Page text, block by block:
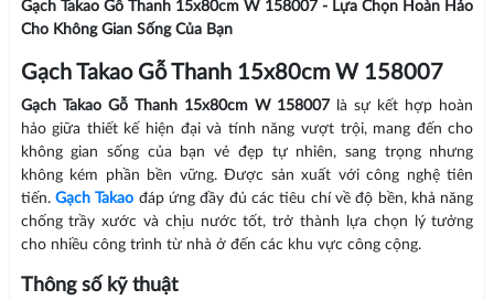
Gạch Takao Gỗ Thanh 15x80cm W 158007 - Lựa Chọn Hoàn Hảo
Cho Không Gian Sống Của Bạn
Gạch Takao Gỗ Thanh 15x80cm W 158007
Gạch Takao Gỗ Thanh 15x80cm W 158007
là sự kết hợp hoàn
hảo giữa thiết kế hiện đại và tính năng vượt trội, mang đến cho
không gian sống của bạn vẻ đẹp tự nhiên, sang trọng nhưng
không kém phần bền vững. Được sản xuất với công nghệ tiên
tiến. Gạch Takao đáp ứng đầy đủ các tiêu chí về độ bền, khả năng
chống trầy xước và chịu nước tốt, trở thành lựa chọn lý tưởng
cho nhiều công trình từ nhà ở đến các khu vực công cộng.
Thông số kỹ thuật